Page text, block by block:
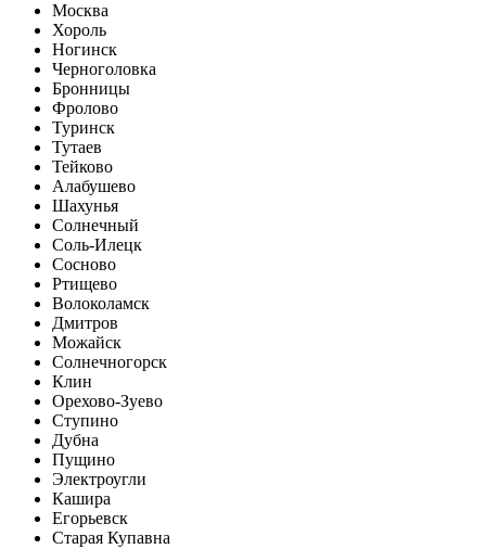
Москва
Хороль
Ногинск
Черноголовка
Бронницы
Фролово
Туринск
Тутаев
Тейково
Алабушево
Шахунья
Солнечный
Соль-Илецк
Сосново
Ртищево
Волоколамск
Дмитров
Можайск
Солнечногорск
Клин
Орехово-Зуево
Ступино
Дубна
Пущино
Электроугли
Кашира
Егорьевск
Старая Купавна